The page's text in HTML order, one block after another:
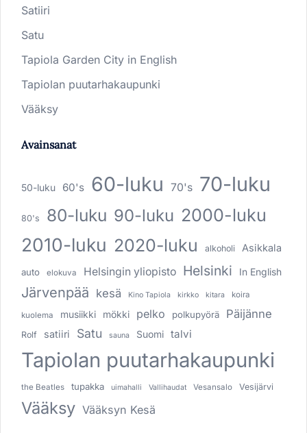
Satiiri
Satu
Tapiola Garden City in English
Tapiolan puutarhakaupunki
Vääksy
Avainsanat
50-luku 60's 60-luku 70's 70-luku
80's 80-luku 90-luku 2000-luku
2010-luku 2020-luku alkoholi Asikkala
auto elokuva Helsingin yliopisto Helsinki In English
Järvenpää kesä Kino Tapiola kirkko kitara koira
kuolema musiikki mökki pelko polkupyörä Päijänne
Rolf satiiri Satu sauna Suomi talvi
Tapiolan puutarhakaupunki
the Beatles tupakka uimahalli Vallihaudat Vesansalo Vesijärvi
Vääksy Vääksyn Kesä